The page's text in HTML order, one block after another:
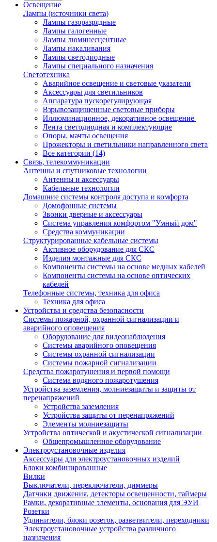
Освещение
Лампы (источники света)
Лампы газоразрядные
Лампы галогенные
Лампы люминесцентные
Лампы накаливания
Лампы светодиодные
Лампы специального назначения
Светотехника
Аварийное освещение и световые указатели
Аксессуары для светильников
Аппаратура пускорегулирующая
Взрывозащищенные световые приборы
Иллюминационное, декоративное освещение
Лента светодиодная и комплектующие
Опоры, мачты освещения
Прожекторы и светильники направленного света
Все категории (14)
Связь, телекоммуникации
Антенны и спутниковые технологии
Антенны и аксессуары
Кабельные технологии
Домашние системы контроля доступа и комфорта
Домофонные системы
Звонки дверные и аксессуары
Система управления комфортом "Умный дом"
Средства коммуникации
Структурированные кабельные системы
Активное оборудование для СКС
Изделия монтажные для СКС
Компоненты системы на основе медных кабелей
Компоненты системы на основе оптических
кабелей
Телефонные системы, техника для офиса
Техника для офиса
Устройства и средства безопасности
Системы пожарной, охранной сигнализации и
аварийного оповещения
Оборудование для видеонаблюдения
Системы аварийного оповещения
Системы охранной сигнализации
Системы пожарной сигнализации
Средства пожаротушения и первой помощи
Система водяного пожаротушения
Устройства заземления, молниезащиты и защиты от
перенапряжений
Устройства заземления
Устройства защиты от перенапряжений
Элементы молниезащиты
Устройства оптической и акустической сигнализации
Общепромышленное оборудование
Электроустановочные изделия
Аксессуары для электроустановочных изделий
Блоки комбинированные
Вилки
Выключатели, переключатели, диммеры
Датчики движения, детекторы освещенности, таймеры
Рамки, декоративные элементы, основания для ЭУИ
Розетки
Удлинители, блоки розеток, разветвители, переходники
Электроустановочные устройства различного
назначения